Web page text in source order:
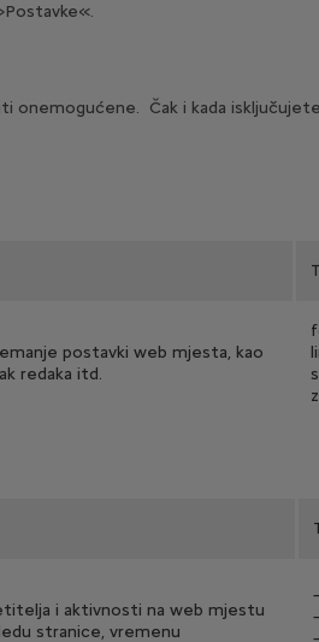
Čak i kada
postavki web mjesta, kao
redaka itd.
i aktivnosti na web mjestu
stranice, vremenu